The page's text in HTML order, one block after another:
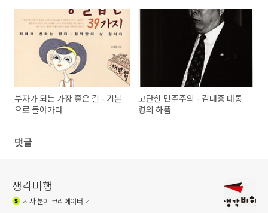
부자가 되는 가장 좋은 길 - 기본
으로 돌아가라
고단한 민주주의 - 김대중 대통
령의 하품
댓글
생각비행
시사분야 크리에이터